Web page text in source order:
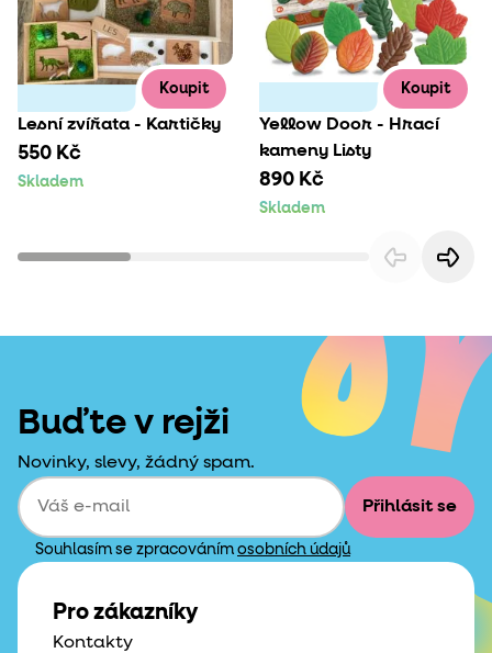
Koupit
Lesní zvířata - Kartičky
550 Kč
Skladem
Koupit
Yellow Door - Hrací
kameny Listy
890 Kč
Skladem
Buďte v rejži
Novinky, slevy, žádný spam.
Přihlásit se
Souhlasím se zpracováním osobních údajů
Pro zákazníky
Kontakty